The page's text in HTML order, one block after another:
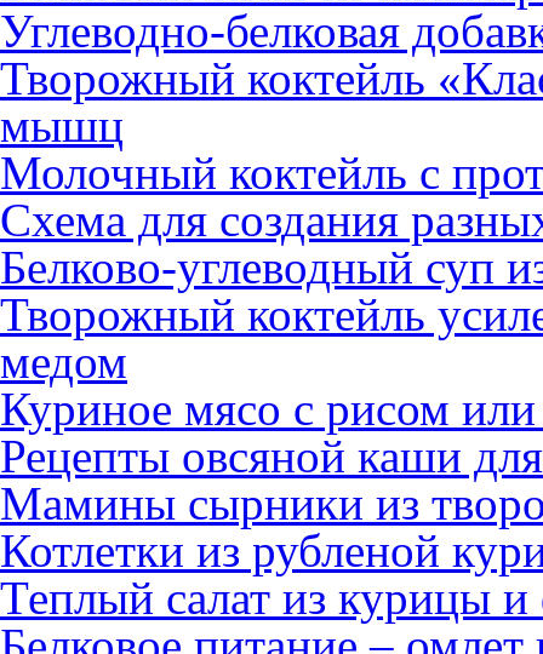
Углеводно-белковая
Творожный коктейль
мышц
Молочный коктейль с
Схема для создания
Белково-углеводный суп
Творожный коктейль
медом
Куриное мясо с рисом
Рецепты овсяной каши
Мамины сырники из
Котлетки из рубленой
Теплый салат из курицы и